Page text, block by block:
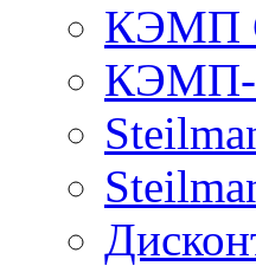
КЭМП
КЭМП-